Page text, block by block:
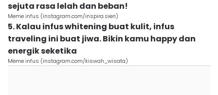
sejuta rasa lelah dan beban!
Meme infus (instagram.com/inspira.sien)
5. Kalau infus whitening buat kulit, infus
traveling ini buat jiwa. Bikin kamu happy dan
energik seketika
Meme infus (instagram.com/kiswah_wisata)